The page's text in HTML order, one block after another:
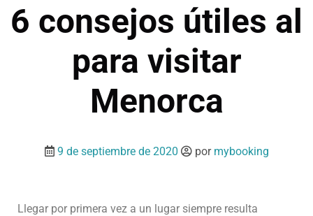
6 consejos útiles al
para visitar
Menorca
9 de septiembre de 2020 por mybooking
Llegar por primera vez a un lugar siempre resulta